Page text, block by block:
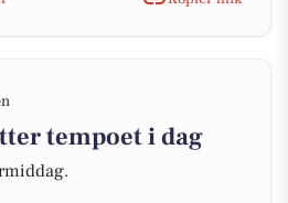
tempoet i dag